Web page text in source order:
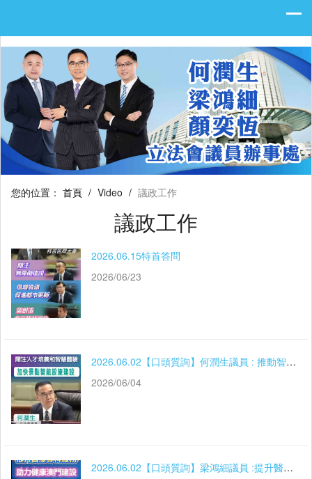
您的位置： 首頁 / Video / 議政工作
議政工作
2026.06.15特首答問
2026/06/23
2026.06.02【口頭質詢】何潤生議員 : 推動智慧旅遊發展 關注人才培養和智慧體驗
2026/06/04
2026.06.02【口頭質詢】梁鴻細議員 :提升醫療專科服務 助力健康澳門建設